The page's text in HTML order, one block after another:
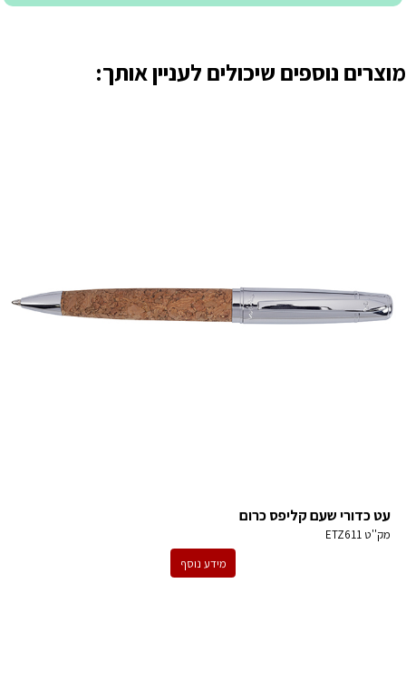
מוצרים נוספים שיכולים לעניין אותך:
עט כדורי שעם קליפס כרום
מק''טETZ611
מידע נוסף